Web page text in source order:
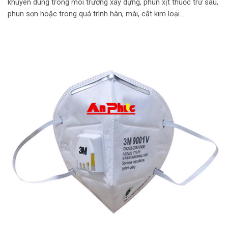
khuyên dùng trong môi trường xây dựng, phun xịt thuốc trừ sâu,
phun sơn hoặc trong quá trình hàn, mài, cắt kim loại…